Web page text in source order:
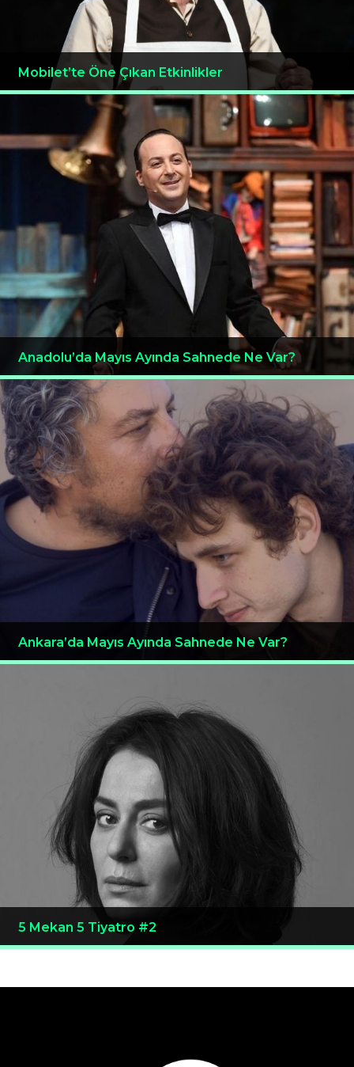
Mobilet’te Öne Çıkan Etkinlikler
Anadolu’da Mayıs Ayında Sahnede Ne Var?
Ankara’da Mayıs Ayında Sahnede Ne Var?
5 Mekan 5 Tiyatro #2